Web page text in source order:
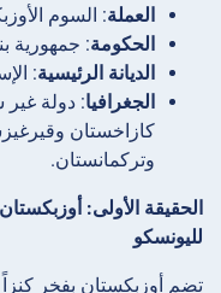
العملة: السوم
الحكومة: جمهورية
الديانة الرئيسية:
الجغرافيا: دولة
كازاخستان
وتركمانستان.
لليونسكو